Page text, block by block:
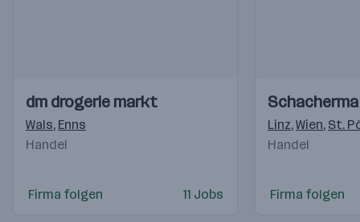
Videos
Einblicke
Einblicke
dm drogerie markt
Wals, Enns
Handel
Firma folgen 11 Jobs
Videos
Einblicke
Einblicke
Linz,Wien, St.
Handel
Firma folgen